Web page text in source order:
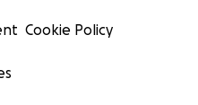
Cookie Policy